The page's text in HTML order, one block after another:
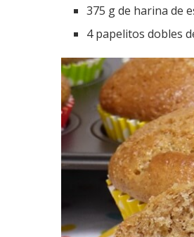
375 g de harina de
4 papelitos dobles